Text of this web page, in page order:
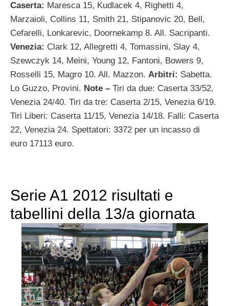
Caserta: Maresca 15, Kudlacek 4, Righetti 4,
Marzaioli, Collins 11, Smith 21, Stipanovic 20, Bell,
Cefarelli, Lonkarevic, Doornekamp 8. All. Sacripanti.
Venezia: Clark 12, Allegretti 4, Tomassini, Slay 4,
Szewczyk 14, Meini, Young 12, Fantoni, Bowers 9,
Rosselli 15, Magro 10. All. Mazzon. Arbitri: Sabetta.
Lo Guzzo, Provini. Note – Tiri da due: Caserta 33/52,
Venezia 24/40. Tiri da tre: Caserta 2/15, Venezia 6/19.
Tiri Liberi: Caserta 11/15, Venezia 14/18. Falli: Caserta
22, Venezia 24. Spettatori: 3372 per un incasso di
euro 17113 euro.
Serie A1 2012 risultati e
tabellini della 13/a giornata